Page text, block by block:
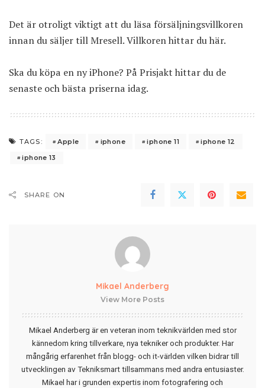
Det är otroligt viktigt att du läsa försäljningsvillkoren
innan du säljer till Mresell.Villkoren hittar du här.
Ska du köpa en ny iPhone? På Prisjakt hittar du de
senaste och bästa priserna idag.
TAGS: Apple iphone iphone 11
iphone 12
iphone 13
SHARE ON
Mikael Anderberg
View More Posts
Mikael Anderberg är en veteran inom teknikvärlden med stor
kännedom kring tillverkare, nya tekniker och produkter. Har
mångårig erfarenhet från blogg- och it-världen vilken bidrar till
utvecklingen av Tekniksmart tillsammans med andra entusiaster.
Mikael har i grunden expertis inom fotografering och